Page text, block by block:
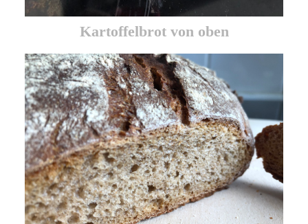
Kartoffelbrot von oben